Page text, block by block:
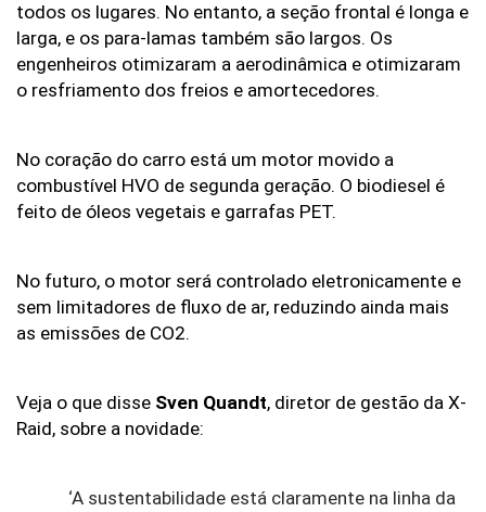
todos os lugares. No entanto, a seção frontal é longa e
larga, e os para-lamas também são largos. Os
engenheiros otimizaram a aerodinâmica e otimizaram
o resfriamento dos freios e amortecedores.
No coração do carro está um motor movido a
combustível HVO de segunda geração. O biodiesel é
feito de óleos vegetais e garrafas PET.
No futuro, o motor será controlado eletronicamente e
sem limitadores de fluxo de ar, reduzindo ainda mais
as emissões de CO2.
Veja o que disse Sven Quandt, diretor de gestão da X-
Raid, sobre a novidade:
‘A sustentabilidade está claramente na linha da